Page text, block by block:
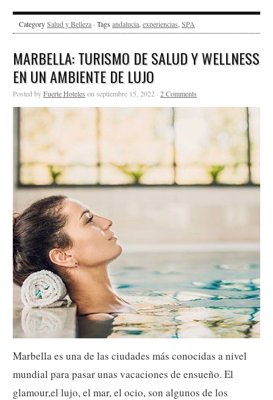
CategorySalud y Belleza · Tags andalucia, experiencias, SPA
MARBELLA: TURISMO DE SALUD Y WELLNESS
EN UN AMBIENTE DE LUJO
Posted byFuerte Hoteles on septiembre 15, 2022 · 2 Comments
Marbella es una de las ciudades más conocidas a nivel
mundial para pasar unas vacaciones de ensueño. El
glamour,el lujo, el mar, el ocio, son algunos de los